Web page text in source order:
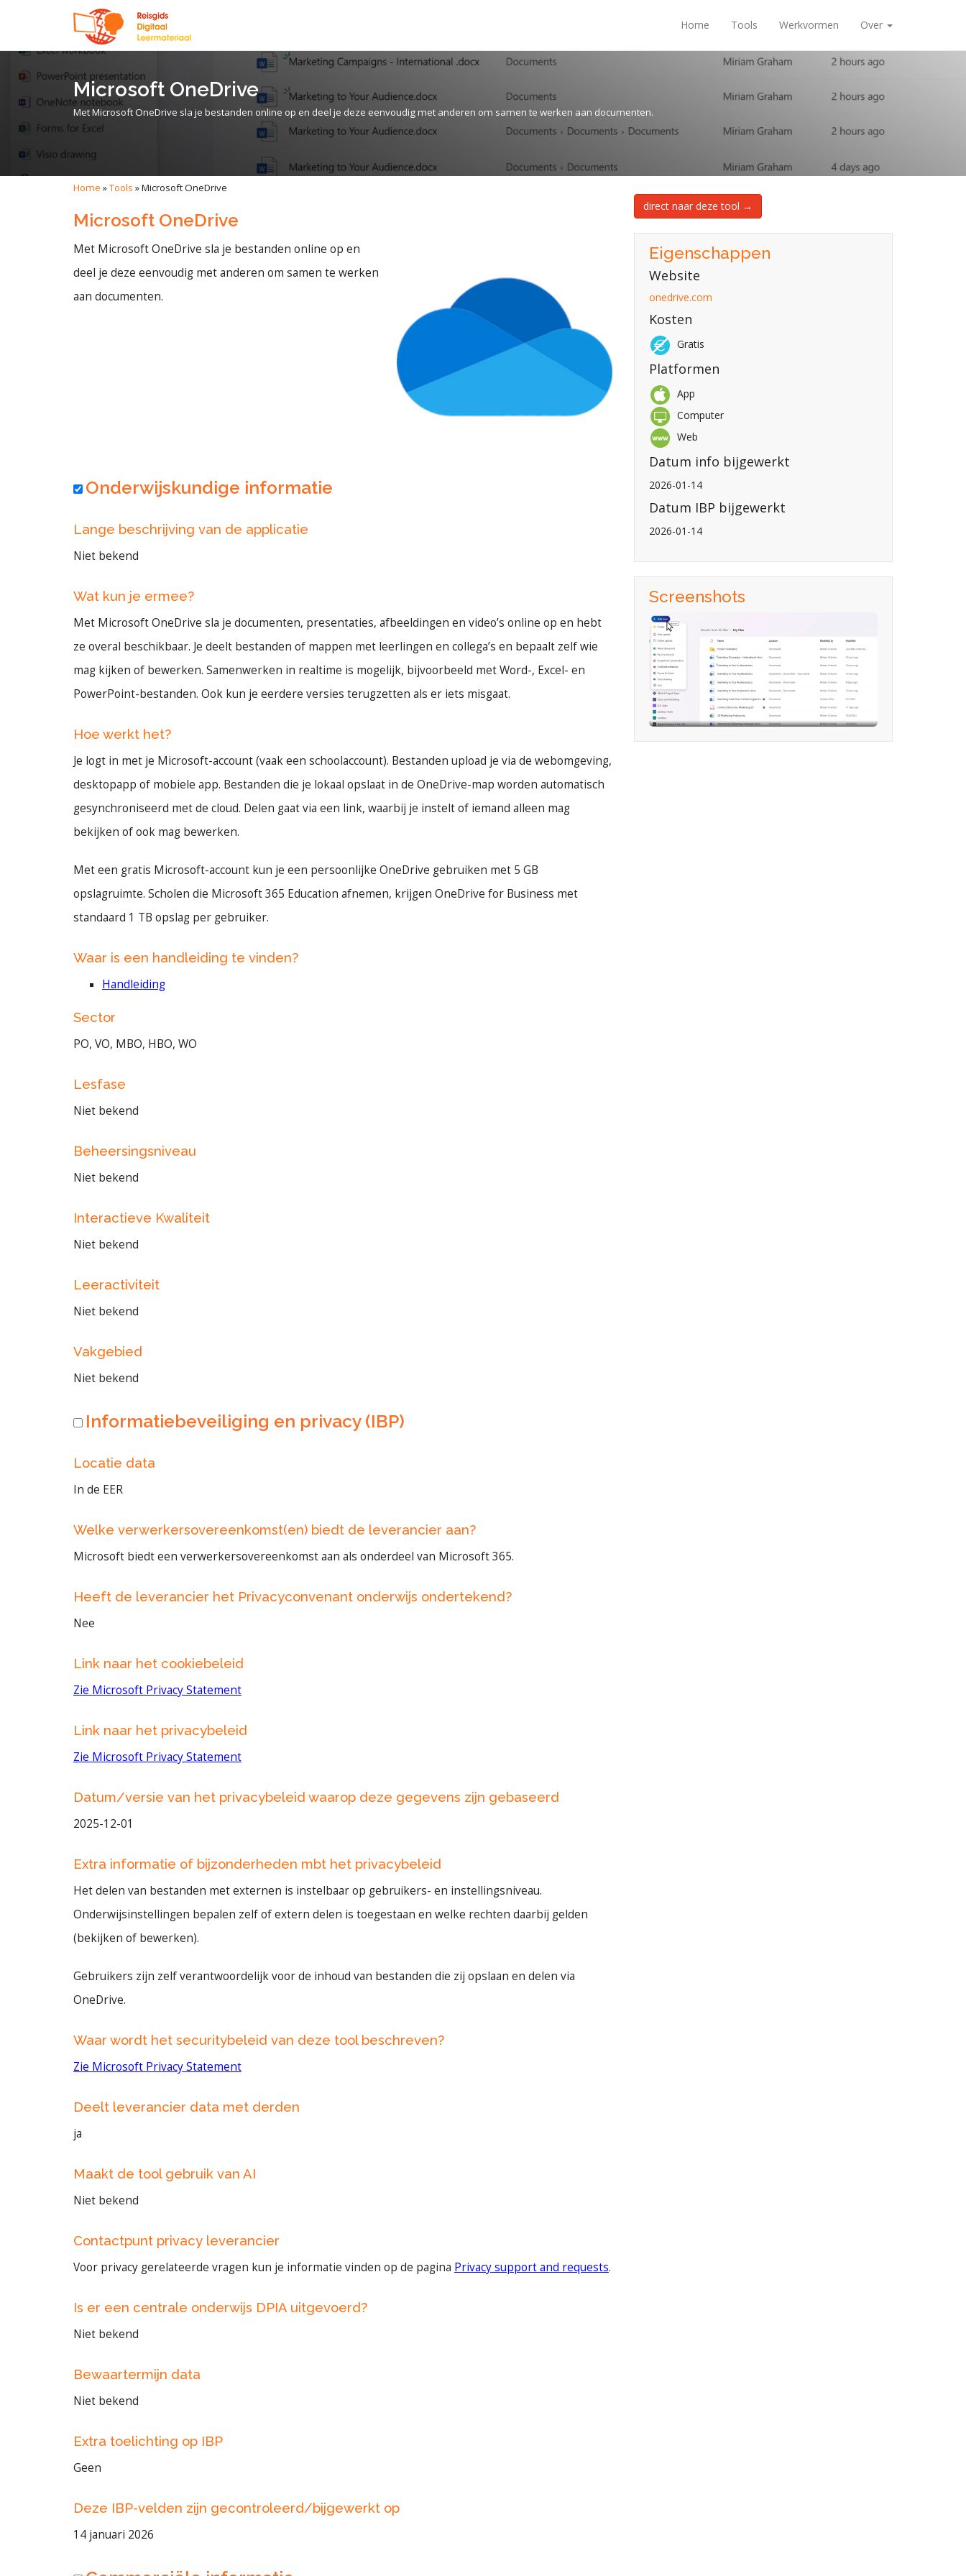
Home Tools Werkvormen Over
Microsoft OneDrive
Met Microsoft OneDrive sla je bestanden online op en deel je deze eenvoudig met anderen om samen te werken aan documenten.
Home »Tools »Microsoft OneDrive
Microsoft OneDrive
Met Microsoft OneDrive sla je bestanden online op en
deel je deze eenvoudig met anderen om samen te werken
aan documenten.
Onderwijskundige informatie
Lange beschrijving van de applicatie
Niet bekend
Wat kun je ermee?
Met Microsoft OneDrive sla je documenten, presentaties, afbeeldingen en video’s online op en hebt
ze overal beschikbaar. Je deelt bestanden of mappen met leerlingen en collega’s en bepaalt zelf wie
mag kijken of bewerken. Samenwerken in realtime is mogelijk, bijvoorbeeld met Word-, Excel- en
PowerPoint-bestanden. Ook kun je eerdere versies terugzetten als er iets misgaat.
Hoe werkt het?
Je logt in met je Microsoft-account (vaak een schoolaccount). Bestanden upload je via de webomgeving,
desktopapp of mobiele app. Bestanden die je lokaal opslaat in de OneDrive-map worden automatisch
gesynchroniseerd met de cloud. Delen gaat via een link, waarbij je instelt of iemand alleen mag
bekijken of ook mag bewerken.
Met een gratis Microsoft-account kun je een persoonlijke OneDrive gebruiken met 5 GB
opslagruimte. Scholen die Microsoft 365 Education afnemen, krijgen OneDrive for Business met
standaard 1 TB opslag per gebruiker.
Waar is een handleiding te vinden?
Handleiding
Sector
PO, VO, MBO, HBO, WO
Lesfase
Niet bekend
Beheersingsniveau
Niet bekend
Interactieve Kwaliteit
Niet bekend
Leeractiviteit
Niet bekend
Vakgebied
Niet bekend
Informatiebeveiliging en privacy (IBP)
Locatie data
In de EER
Welke verwerkersovereenkomst(en) biedt de leverancier aan?
Microsoft biedt een verwerkersovereenkomst aan als onderdeel van Microsoft 365.
Heeft de leverancier het Privacyconvenant onderwijs ondertekend?
Nee
Link naar het cookiebeleid
Zie Microsoft Privacy Statement
Link naar het privacybeleid
Zie Microsoft Privacy Statement
Datum/versie van het privacybeleid waarop deze gegevens zijn gebaseerd
2025-12-01
Extra informatie of bijzonderheden mbt het privacybeleid
Het delen van bestanden met externen is instelbaar op gebruikers- en instellingsniveau.
Onderwijsinstellingen bepalen zelf of extern delen is toegestaan en welke rechten daarbij gelden
(bekijken of bewerken).
Gebruikers zijn zelf verantwoordelijk voor de inhoud van bestanden die zij opslaan en delen via
OneDrive.
Waar wordt het securitybeleid van deze tool beschreven?
Zie Microsoft Privacy Statement
Deelt leverancier data met derden
ja
Maakt de tool gebruik van AI
Niet bekend
Contactpunt privacy leverancier
Voor privacy gerelateerde vragen kun je informatie vinden op de pagina Privacy support and requests.
Is er een centrale onderwijs DPIA uitgevoerd?
Niet bekend
Bewaartermijn data
Niet bekend
Extra toelichting op IBP
Geen
Deze IBP-velden zijn gecontroleerd/bijgewerkt op
14 januari 2026
direct naar deze tool →
Eigenschappen
Website
onedrive.com
Kosten
Gratis
Platformen
App
Computer
Web
Datum info bijgewerkt
2026-01-14
Datum IBP bijgewerkt
2026-01-14
Screenshots